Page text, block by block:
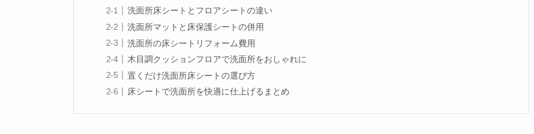
洗面所床シートとフロアシートの違い
洗面所マットと床保護シートの併用
洗面所の床シートリフォーム費用
木目調クッションフロアで洗面所をおしゃれに
置くだけ洗面所床シートの選び方
床シートで洗面所を快適に仕上げるまとめ